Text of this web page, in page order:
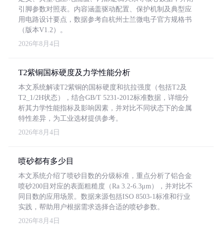
引脚参数对照表。内容涵盖驱动配置、保护机制及典型应
用电路设计要点，数据参考自杭州士兰微电子官方规格书
（版本V1.2）。
2026年8月4日
T2紫铜国标硬度及力学性能分析
本文系统解读T2紫铜的国标硬度和抗拉强度（包括T2及
T2_1/2H状态），结合GB/T 5231-2012标准数据，详细分
析其力学性能指标及影响因素，并对比不同状态下的金属
特性差异，为工业选材提供参考。
2026年8月4日
喷砂都有多少目
本文系统介绍了喷砂目数的分级标准，重点分析了铝合金
喷砂200目对应的表面粗糙度（Ra 3.2-6.3μm），并对比不
同目数的应用场景。数据来源包括ISO 8503-1标准和行业
实践，帮助用户根据需求选择合适的喷砂参数。
2026年8月4日